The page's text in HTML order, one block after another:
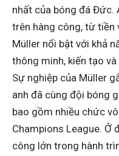
nhất của bóng đá Đức.
trên hàng công, từ tiền
Müller nổi bật với khả
thông minh, kiến tạo
Sự nghiệp của Müller
anh đã cùng đội bóng
bao gồm nhiều chức
Champions League. Ở
công lớn trong hành